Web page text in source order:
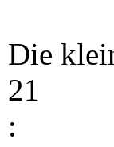
Die
21
: